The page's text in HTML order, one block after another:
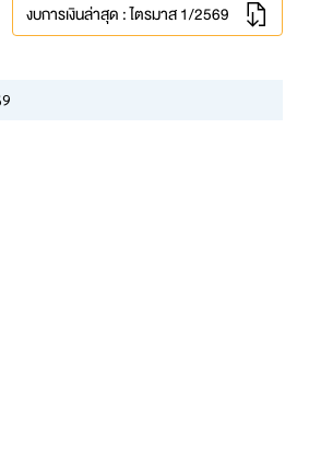
งบการเงินล่าสุด : ไตรมาส 1/2569